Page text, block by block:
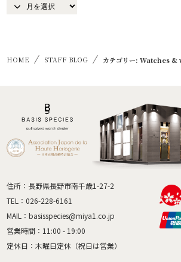
HOME STAFF BLOG カテゴリー: Watches
住所：長野県長野市南千歳1-27-2
TEL： 026-228-6161
MAIL： basisspecies@miya1.co.jp
営業時間：11:00 - 19:00
定休日：木曜日定休（祝日は営業）